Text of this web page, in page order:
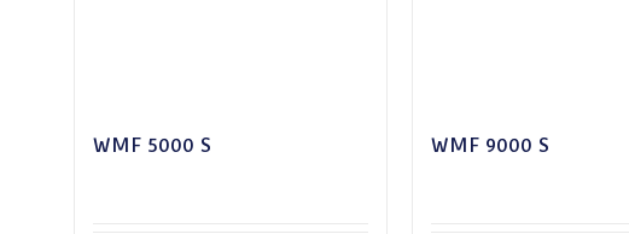
WMF 5000 S WMF 9000 S